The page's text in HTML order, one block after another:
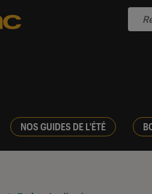
NOS GUIDES DE L'ÉTÉ